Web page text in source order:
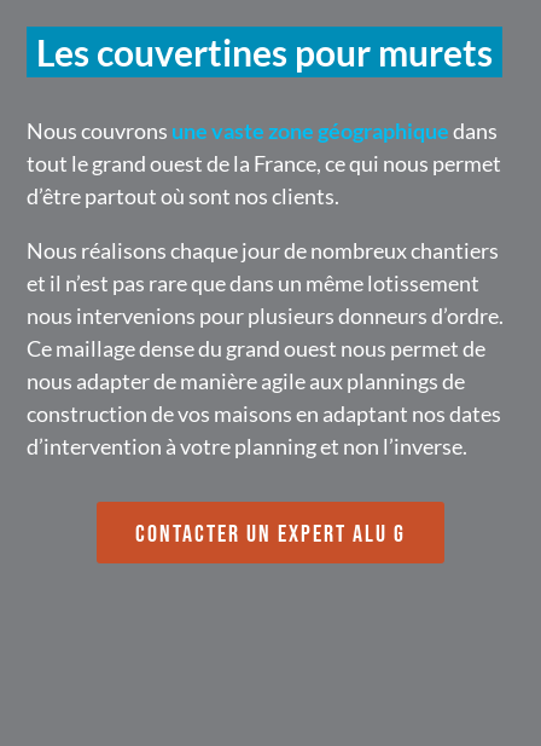
Les couvertines pour murets
Nous couvrons une vaste zone géographiquedans
tout le grand ouest de la France, ce qui nous permet
d’être partout où sont nos clients.
Nous réalisons chaque jour de nombreux chantiers
et il n’est pas rare que dans un même lotissement
nous intervenions pour plusieurs donneurs d’ordre.
Ce maillage dense du grand ouest nous permet de
nous adapter de manière agile aux plannings de
construction de vos maisons en adaptant nos dates
d’intervention à votre planning et non l’inverse.
CONTACTER UN EXPERT ALU G